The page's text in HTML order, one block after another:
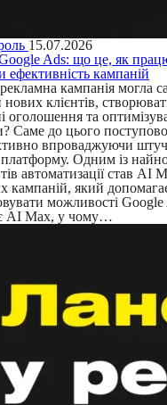
15.07.2026
Ads: що це, як
ефективність кампаній
кампанія могла
нових клієнтів,
оголошення та
Саме до цього
впроваджуючи
Одним із
автоматизації став AI
кампаній, який
можливості
AI Max, у чому…